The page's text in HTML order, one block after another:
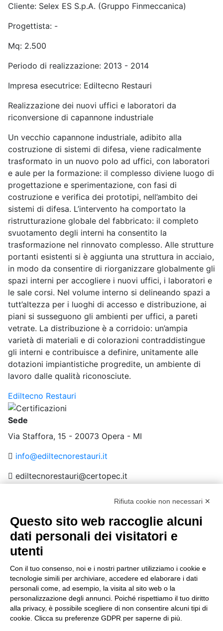
Cliente: Selex ES S.p.A. (Gruppo Finmeccanica)
Progettista: -
Mq: 2.500
Periodo di realizzazione: 2013 - 2014
Impresa esecutrice: Ediltecno Restauri
Realizzazione dei nuovi uffici e laboratori da
riconversione di capannone industriale
Un vecchio capannone industriale, adibito alla
costruzione di sistemi di difesa, viene radicalmente
trasformato in un nuovo polo ad uffici, con laboratori
e aule per la formazione: il complesso diviene luogo di
progettazione e sperimentazione, con fasi di
costruzione e verifica dei prototipi, nell’ambito dei
sistemi di difesa. L’intervento ha comportato la
ristrutturazione globale del fabbricato: il completo
svuotamento degli interni ha consentito la
trasformazione nel rinnovato complesso. Alle strutture
portanti esistenti si è aggiunta una struttura in acciaio,
in modo da consentire di riorganizzare globalmente gli
spazi interni per accogliere i nuovi uffici, i laboratori e
le sale corsi. Nel volume interno si delineando spazi a
tutt’altezza per i luoghi di accesso e distribuzione, ai
piani si susseguono gli ambienti per uffici, a pareti
vetrate. La distribuzione è a corridoio: un’ampia
varietà di materiali e di colorazioni contraddistingue
gli interni e contribuisce a definire, unitamente alle
dotazioni impiantistiche progredite, un ambiente di
lavoro dalle qualità riconosciute.
Ediltecno Restauri
Sede
Via Staffora, 15 - 20073 Opera - MI
info@ediltecnorestauri.it
ediltecnorestauri@certopec.it
Azienda
Chi siamo
Organigramma
Documenti e certificazioni
Prequalifiche
Sostenibilità
Clienti
Seguici su
Rifiuta cookie non necessari ✕
Questo sito web raccoglie alcuni
dati personali dei visitatori e
utenti
Con il tuo consenso, noi e i nostri partner utilizziamo i cookie e
tecnologie simili per archiviare, accedere ed elaborare i dati
personali come, ad esempio, la visita al sito web o la
personalizzazione degli annunci. Poiché rispettiamo il tuo diritto
alla privacy, è possibile scegliere di non consentire alcuni tipi di
cookie. Clicca su preferenze GDPR per saperne di più.